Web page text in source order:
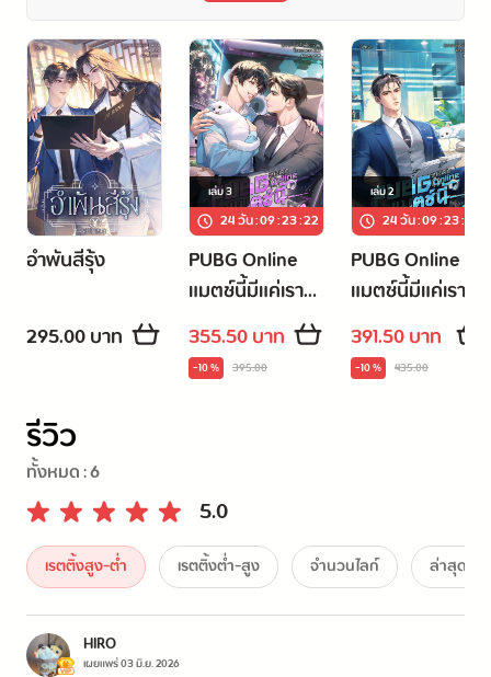
อำพันสีรุ้ง
295.00 บาท
เล่ม3
24 วัน:09:23:22
PUBG Online
แมตช์นี้มีแค่เรา
เล่ม 3 (เล่มจบ)
355.50 บาท
-10 % 395.00
เล่ม2
24 วัน:09:23:
PUBG Online
แมตช์นี้มีแค่เรา
เล่ม 2
391.50 บาท
-10 % 435.00
รีวิว
ทั้งหมด :6
5.0
เรตติ้งสูง-ต่ำ เรตติ้งต่ำ-สูง จำนวนไลก์ ล่าสุด
HIRO
เผยแพร่03 มิ.ย. 2026